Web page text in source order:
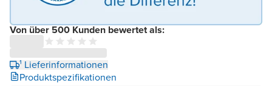
Von über 500 Kunden bewertet als:
¹ Lieferinformationen
Produktspezifikationen